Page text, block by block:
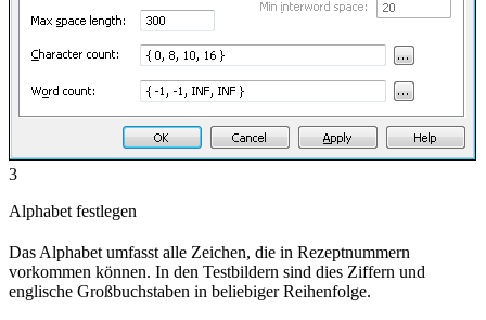
3
Alphabet festlegen
Das Alphabet umfasst alle Zeichen, die in Rezeptnummern
vorkommen können. In den Testbildern sind dies Ziffern und
englische Großbuchstaben in beliebiger Reihenfolge.